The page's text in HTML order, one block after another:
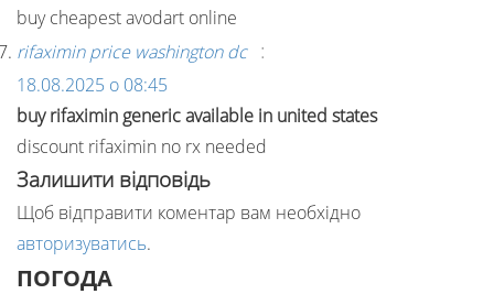
buy cheapest avodart online
rifaximin price washington dc :
18.08.2025 о 08:45
buy rifaximin generic available in united states
discount rifaximin no rx needed
Залишити відповідь
Щоб відправити коментар вам необхідно
авторизуватись.
ПОГОДА